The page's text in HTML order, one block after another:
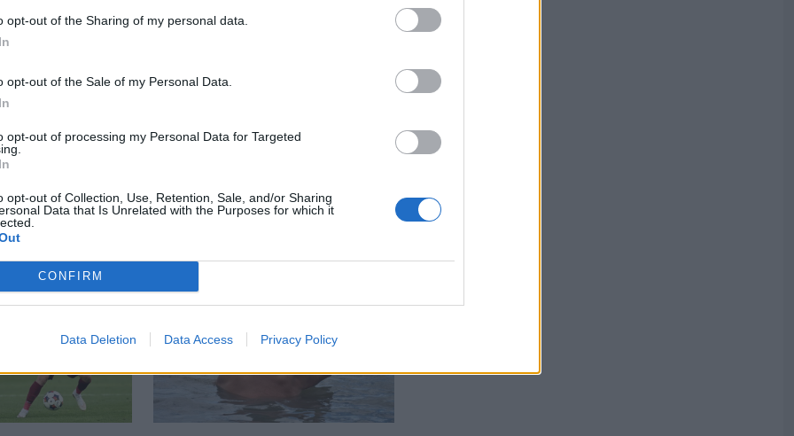
opt-out of the Sharing of my personal data.
opt-out of the Sale of my Personal Data.
opt-out of processing my Personal Data for Targeted
opt-out of Collection, Use, Retention, Sale, and/or Sharing
Data that Is Unrelated with the Purposes for which it
CONFIRM
Data Deletion Data Access Privacy Policy
ért a
román és a magyar